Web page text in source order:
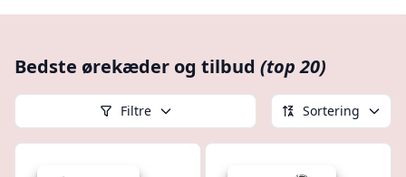
Bedste ørekæder og tilbud (top 20)
Filtre Sortering